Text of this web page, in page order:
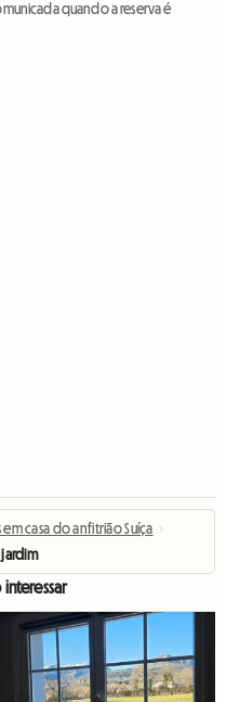
quando a reserva é
casa do anfitrião Suíça ›